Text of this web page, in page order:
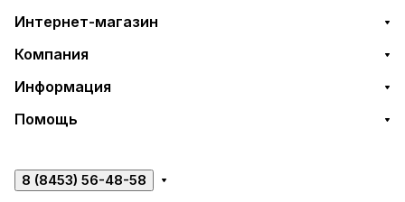
Интернет-магазин
Компания
Информация
Помощь
8 (8453) 56-48-58